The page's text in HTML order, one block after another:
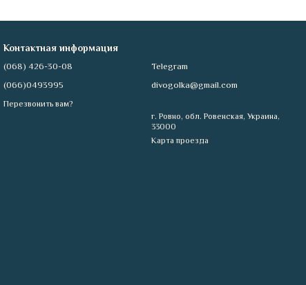
Контактная информация
(068) 426-30-08
(066)0493995
Перезвонить вам?
Telegram
divogolka@gmail.com
г. Ровно, обл. Ровенская, Украина,
33000
Карта проезда